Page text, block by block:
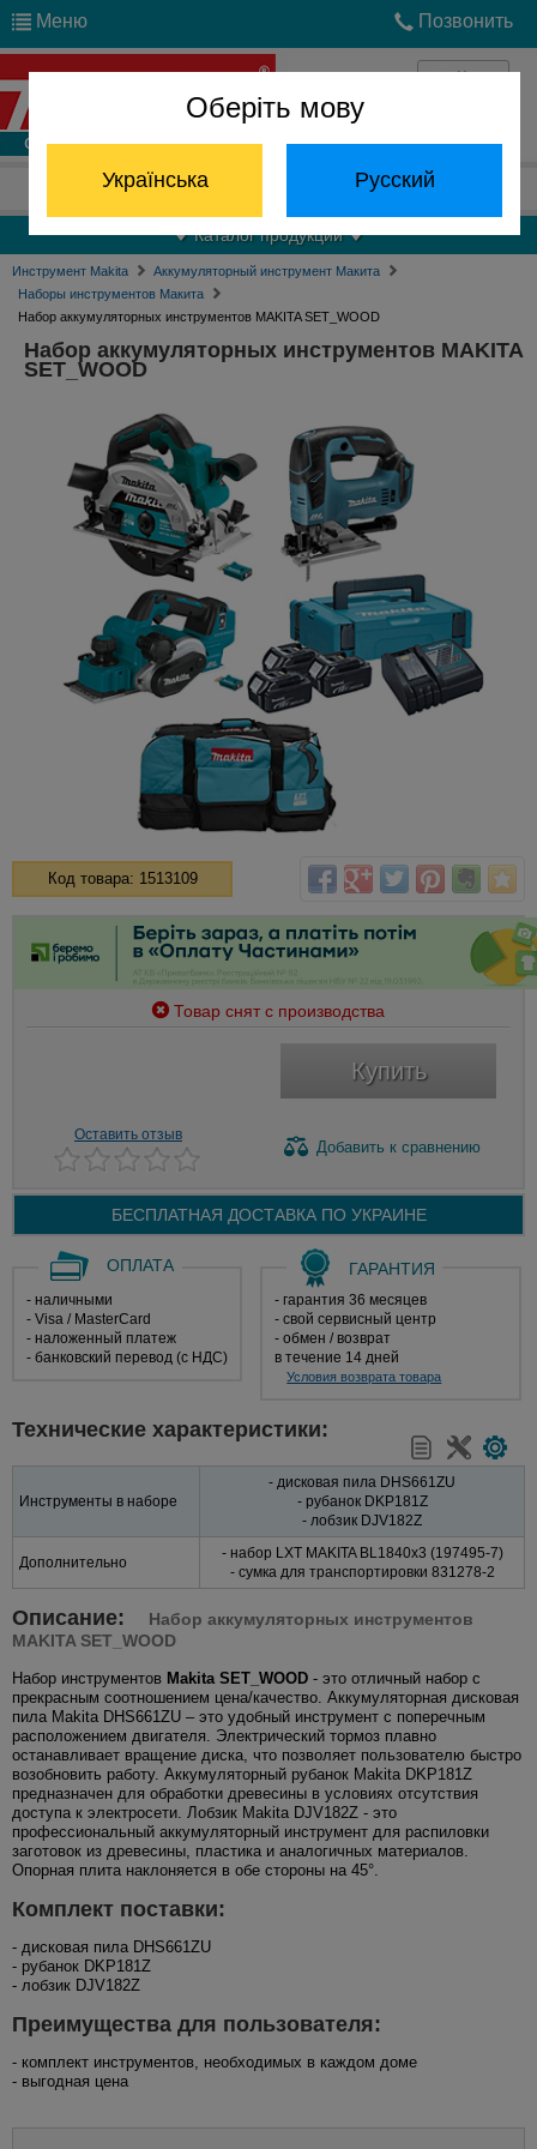
Оберіть мову
Українська Русский
Меню Позвонить
Войти
Отдел запчастей: (068) 824-24-24
Каталог продукции
Инструмент Makita
Аккумуляторный инструмент Макита
Наборы инструментов Макита
Набор аккумуляторных инструментов MAKITA SET_WOOD
Набор аккумуляторных инструментов MAKITA
SET_WOOD
Код товара: 1513109
Товар снят с производства
Купить
Оставить отзыв
Добавить к сравнению
БЕСПЛАТНАЯ ДОСТАВКА ПО УКРАИНЕ
ОПЛАТА
- наличными
- Visa / MasterCard
- наложенный платеж
- банковский перевод (с НДС)
ГАРАНТИЯ
- гарантия 36 месяцев
- свой сервисный центр
- обмен / возврат
в течение 14 дней
Условия возврата товара
Технические характеристики:
Инструменты в наборе
- дисковая пила DHS661ZU
- рубанок DKP181Z
- лобзик DJV182Z
Дополнительно
- набор LXT MAKITA BL1840x3 (197495-7)
- сумка для транспортировки 831278-2
Описание:
Набор аккумуляторных инструментов
MAKITA SET_WOOD
Набор инструментов Makita SET_WOOD - это отличный набор с
прекрасным соотношением цена/качество. Аккумуляторная дисковая
пила Makita DHS661ZU – это удобный инструмент с поперечным
расположением двигателя. Электрический тормоз плавно
останавливает вращение диска, что позволяет пользователю быстро
возобновить работу. Аккумуляторный рубанок Makita DKP181Z
предназначен для обработки древесины в условиях отсутствия
доступа к электросети. Лобзик Makita DJV182Z - это
профессиональный аккумуляторный инструмент для распиловки
заготовок из древесины, пластика и аналогичных материалов.
Опорная плита наклоняется в обе стороны на 45°.
Комплект поставки:
- дисковая пила DHS661ZU
- рубанок DKP181Z
- лобзик DJV182Z
Преимущества для пользователя:
- комплект инструментов, необходимых в каждом доме
- выгодная цена